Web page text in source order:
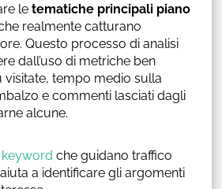
le tematiche principali piano
realmente catturano
Questo processo di analisi
dall’uso di metriche ben
visitate, tempo medio sulla
e commenti lasciati dagli
alcune.
keyword che guidano traffico
a identificare gli argomenti